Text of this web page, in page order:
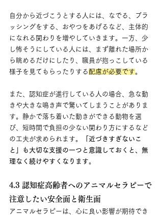
自分から近づこうとする人には、なでる、ブラ
ッシングをする、おやつをあげるなど、主体的
になれる関わりを増やしていきます。一方、少
し怖そうにしている人には、まず離れた場所か
ら眺めるだけにしたり、職員が抱っこしている
様子を見てもらったりする 配慮が必要です。
また、認知症が進行している人の場合、急な動
きや大きな鳴き声で驚いてしまうことがありま
す。静かで落ち着いた動きができる動物を選
び、短時間で負担の少ない関わり方にするなど
の工夫が求められます。
「近づきすぎないこ
と」も大切な支援の一つと意識しておくと、無
理なく続けやすくなります。
4.3 認知症高齢者へのアニマルセラピーで
注意したい安全面と衛生面
アニマルセラピーは、心に良い影響が期待でき